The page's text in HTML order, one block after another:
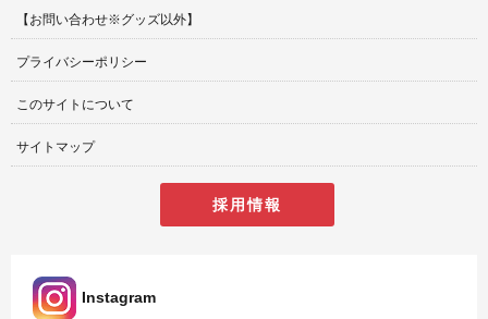
【お問い合わせ※グッズ以外】
プライバシーポリシー
このサイトについて
サイトマップ
採用情報
Instagram